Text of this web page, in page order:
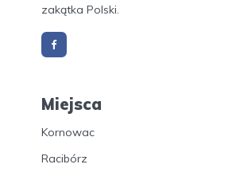
zakątka Polski.
Miejsca
Kornowac
Racibórz